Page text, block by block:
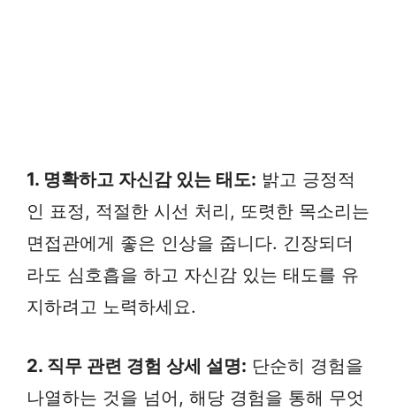
1. 명확하고 자신감 있는 태도: 밝고 긍정적
인 표정, 적절한 시선 처리, 또렷한 목소리는
면접관에게 좋은 인상을 줍니다. 긴장되더
라도 심호흡을 하고 자신감 있는 태도를 유
지하려고 노력하세요.
2. 직무 관련 경험 상세 설명: 단순히 경험을
나열하는 것을 넘어, 해당 경험을 통해 무엇